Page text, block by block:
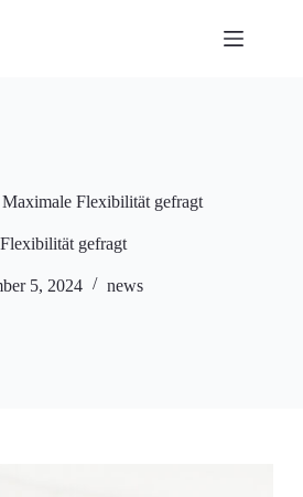
Maximale Flexibilität gefragt
gefragt
5, 2024 news